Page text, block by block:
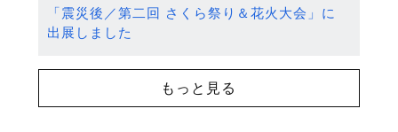
「震災後／第二回 さくら祭り＆花火大会」に
出展しました
もっと見る